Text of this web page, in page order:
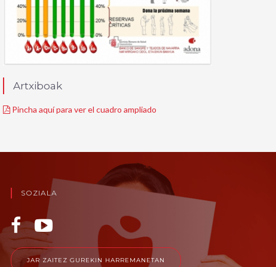
Artxiboak
Pincha aquí para ver el cuadro ampliado
SOZIALA
JAR ZAITEZ GUREKIN HARREMANETAN